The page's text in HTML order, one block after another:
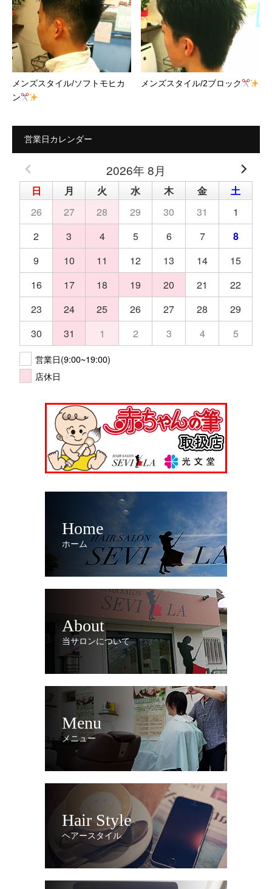
メンズスタイル/ソフトモヒカ
ン
メンズスタイル/2ブロック
営業日カレンダー
2026年 8月
日 月 火 水 木 金
土
26
27 28 29 30 31
1
2
3 4 5 6 7
8
9
10 11 12 13 14
15
16
17 18 19 20 21
22
23
24 25 26 27 28
29
30
31 1 2 3 4 5
営業日(9:00~19:00)
店休日
Home
ホーム
About
当サロンについて
Menu
メニュー
Hair Style
ヘアースタイル